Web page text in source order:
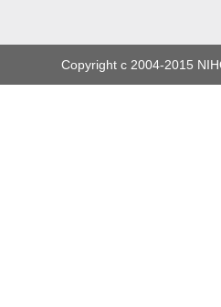
Copyright c 2004-2015